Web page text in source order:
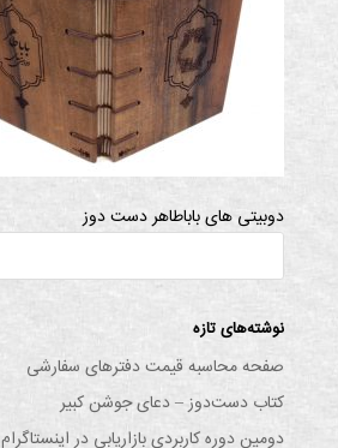
دوبیتی های باباطاهر دست دوز
نوشته‌های تازه
صفحه محاسبه قیمت دفترهای سفارشی
کتاب دست‌دوز – دعای جوشن کبیر
دومین دوره کاربردی بازاریابی در اینستاگرام